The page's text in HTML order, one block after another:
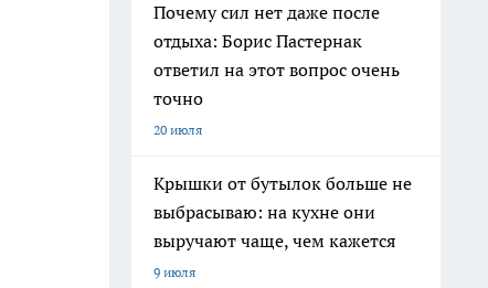
Почему сил нет даже после
отдыха: Борис Пастернак
ответил на этот вопрос очень
точно
20 июля
Крышки от бутылок больше не
выбрасываю: на кухне они
выручают чаще, чем кажется
9 июля